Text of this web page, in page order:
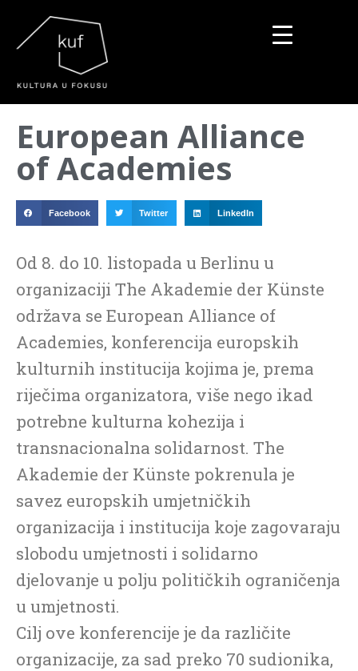
European Alliance
of Academies
Facebook Twitter LinkedIn
Od 8. do 10. listopada u Berlinu u
organizaciji The Akademie der Künste
održava se European Alliance of
Academies, konferencija europskih
kulturnih institucija kojima je, prema
riječima organizatora, više nego ikad
potrebne kulturna kohezija i
transnacionalna solidarnost. The
Akademie der Künste pokrenula je
savez europskih umjetničkih
organizacija i institucija koje zagovaraju
slobodu umjetnosti i solidarno
djelovanje u polju političkih ograničenja
u umjetnosti.
Cilj ove konferencije je da različite
organizacije, za sad preko 70 sudionika,
▼
▼